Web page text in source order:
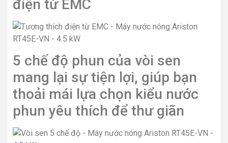
điện từ EMC
5 chế độ phun của vòi sen
mang lại sự tiện lợi, giúp bạn
thoải mái lựa chọn kiểu nước
phun yêu thích để thư giãn